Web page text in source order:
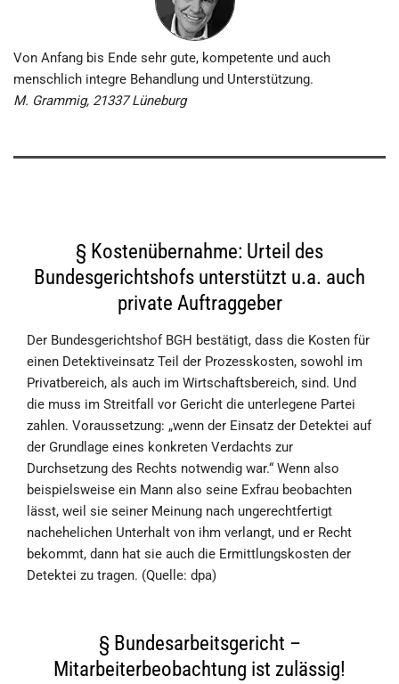
Von Anfang bis Ende sehr gute, kompetente und auch
menschlich integre Behandlung und Unterstützung.
M. Grammig, 21337 Lüneburg
§ Kostenübernahme: Urteil des
Bundesgerichtshofs unterstützt u.a. auch
private Auftraggeber
Der Bundesgerichtshof BGH bestätigt, dass die Kosten für
einen Detektiveinsatz Teil der Prozesskosten, sowohl im
Privatbereich, als auch im Wirtschaftsbereich, sind. Und
die muss im Streitfall vor Gericht die unterlegene Partei
zahlen. Voraussetzung: „wenn der Einsatz der Detektei auf
der Grundlage eines konkreten Verdachts zur
Durchsetzung des Rechts notwendig war.“ Wenn also
beispielsweise ein Mann also seine Exfrau beobachten
lässt, weil sie seiner Meinung nach ungerechtfertigt
nachehelichen Unterhalt von ihm verlangt, und er Recht
bekommt, dann hat sie auch die Ermittlungskosten der
Detektei zu tragen. (Quelle: dpa)
§ Bundesarbeitsgericht –
Mitarbeiterbeobachtung ist zulässig!